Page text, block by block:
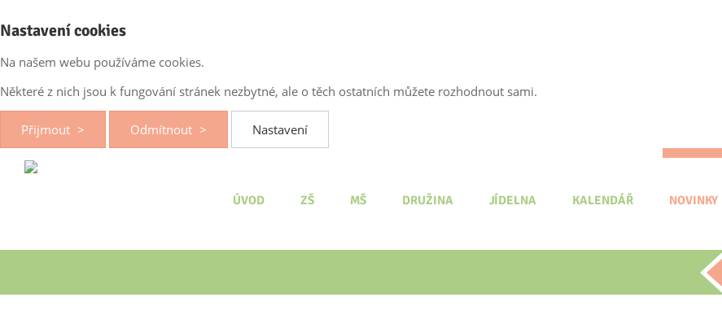
Nastavení cookies
Na našem webu používáme cookies.
Některé z nich jsou k fungování stránek nezbytné, ale o těch ostatních můžete rozhodnout sami.
Přijmout Odmítnout Nastavení
ÚVOD ZŠ MŠ DRUŽINA JÍDELNA KALENDÁŘ NOVINKY